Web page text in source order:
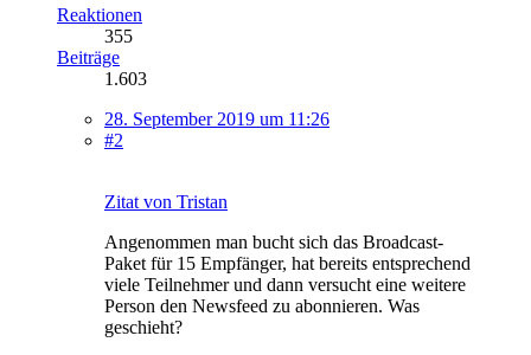
Reaktionen
355
Beiträge
1.603
28. September 2019 um 11:26
#2
Zitat von Tristan
Angenommen man bucht sich das Broadcast-
Paket für 15 Empfänger, hat bereits entsprechend
viele Teilnehmer und dann versucht eine weitere
Person den Newsfeed zu abonnieren. Was
geschieht?